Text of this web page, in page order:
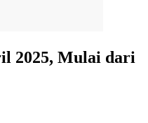
2025, Mulai dari